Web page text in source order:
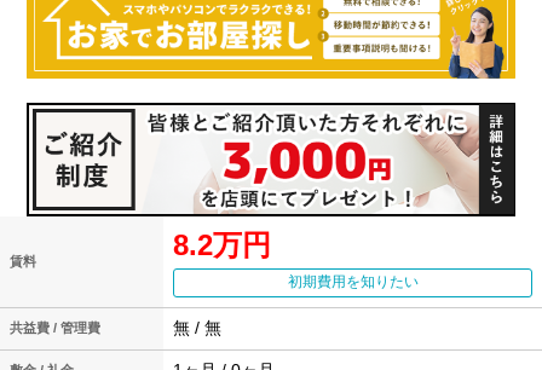
賃料 8.2万円
初期費用を知りたい
共益費 / 管理費 無 / 無